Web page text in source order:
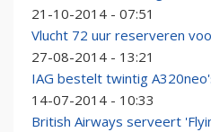
21-10-2014 - 07:51
Vlucht 72 uur reserveren
27-08-2014 - 13:21
IAG bestelt twintig
14-07-2014 - 10:33
British Airways serveert